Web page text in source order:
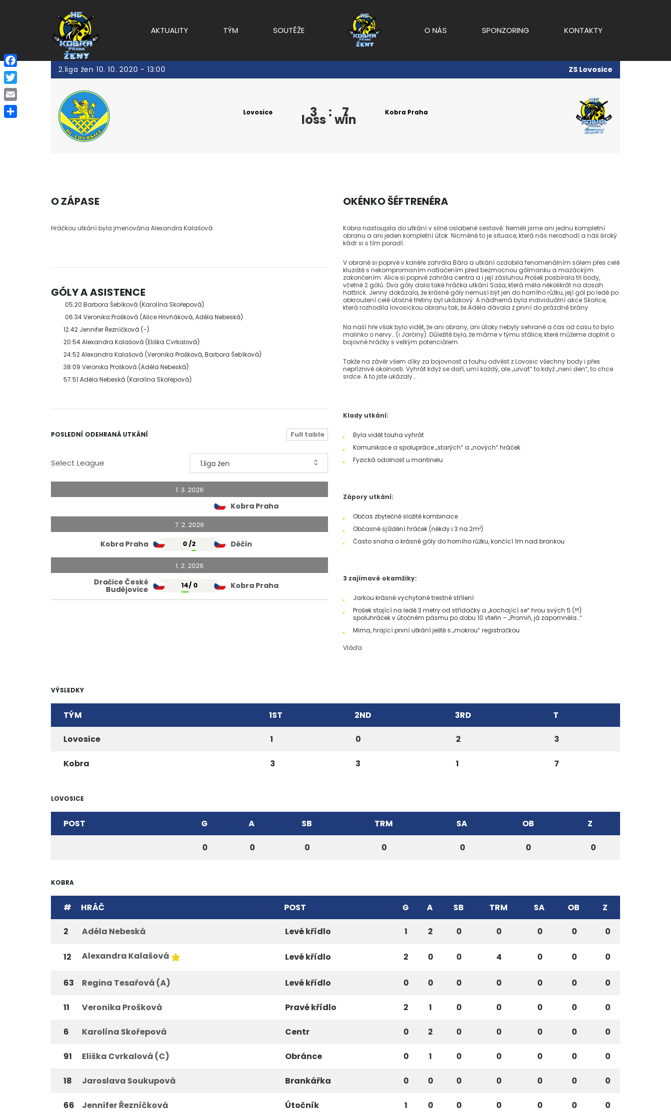
AKTUALITY TÝM SOUTĚŽE O NÁS SPONZORING KONTAKTY
2.liga žen 10. 10. 2020 - 13:00 ZS Lovosice
Lovosice 3
loss : 7
win Kobra Praha
O ZÁPASE
Hráčkou utkání byla jmenována Alexandra Kalašová.
GÓLY A ASISTENCE
05:20 Barbora Šebíková (Karolína Skořepová)
06:34 Veronika Prošková (Alice Hrivňáková, Adéla Nebeská)
12:42 Jennifer Řezníčková (-)
20:54 Alexandra Kalašová (Eliška Cvrkalová)
24:52 Alexandra Kalašová (Veronika Prošková, Barbora Šebíková)
38:09 Veronika Prošková (Adéla Nebeská)
57:51 Adéla Nebeská (Karolína Skořepová)
POSLEDNÍ ODEHRANÁ UTKÁNÍ Full table
Select League 1.liga žen
1. 3. 2026
Kobra Praha
7. 2. 2026
Kobra Praha 0 /2 Děčín
1. 2. 2026
Dračice České
Budějovice 14/ 0 Kobra Praha
OKÉNKO ŠÉFTRENÉRA
Kobra nastoupila do utkání v silně oslabené sestavě. Neměli jsme ani jednu kompletní
obranu a ani jeden kompletní útok. Nicméně to je situace, která nás nerozhodí a náš široký
kádr si s tím poradí.
V obraně si poprvé v kariéře zahrála Bára a utkání ozdobila fenomenálním sólem přes celé
kluziště s nekompromisním natlačením před bezmocnou gólmanku a mazáckým
zakončením. Alice si poprvé zahrála centra a i její zásluhou Prošek posbírala tři body,
včetně 2 gólů. Dva góly dala také hráčka utkání Saša, která měla několikrát na dosah
hattrick. Jenny dokázala, že krásné góly nemusí být jen do horního růžku, její gól po ledě po
obkroužení celé útočné třetiny byl ukázkový. A nádherná byla individuální akce Skořice,
která rozhodila lovosickou obranu tak, že Adéla dávala z první do prázdné brány.
Na naší hře však bylo vidět, že ani obrany, ani útoky nebyly sehrané a čas od času to bylo
malinko o nervy… (i Jarčiny). Důležité bylo, že máme v týmu stálice, které můžeme doplnit o
bojovné hráčky s velkým potenciálem.
Takže na závěr všem díky za bojovnost a touhu odvést z Lovosic všechny body i přes
nepříznivé okolnosti. Vyhrát když se daří, umí každý, ale „urvat“ to když „není den“, to chce
srdce. A to jste ukázaly….
Klady utkání:
Byla vidět touha vyhrát
Komunikace a spolupráce „starých“ a „nových“ hráček
Fyzická odolnost u mantinelu
Zápory utkání:
Občas zbytečně složité kombinace
Občasné sjíždění hráček (někdy i 3 na 2m²)
Často snaha o krásné góly do horního růžku, končící 1m nad brankou
3 zajímavé okamžiky:
Jarkou krásně vychytané trestné střílení
Prošek stojící na ledě 3 metry od střídačky a „kochající se“ hrou svých 5 (!!!)
spoluhráček v útočném pásmu po dobu 10 vteřin – „Promiň, já zapomněla…“
Mima, hrající první utkání ještě s „mokrou“ registračkou
Vláďa
VÝSLEDKY
TÝM 1ST 2ND 3RD T
Lovosice 1 0 2 3
Kobra 3 3 1 7
LOVOSICE
POST G A SB TRM SA OB Z
0 0 0 0 0 0 0
KOBRA
# HRÁČ POST G A SB TRM SA OB Z
2 Adéla Nebeská Levé křídlo 1 2 0 0 0 0 0
12 Alexandra Kalašová Levé křídlo 2 0 0 4 0 0 0
63 Regina Tesařová (A) Levé křídlo 0 0 0 0 0 0 0
11 Veronika Prošková Pravé křídlo 2 1 0 0 0 0 0
6 Karolína Skořepová Centr 0 2 0 0 0 0 0
91 Eliška Cvrkalová (C) Obránce 0 1 0 0 0 0 0
18 Jaroslava Soukupová Brankářka 0 0 0 0 0 0 0
66 Jennifer Řezníčková Útočník 1 0 0 0 0 0 0
Facebook
Twitter
Email